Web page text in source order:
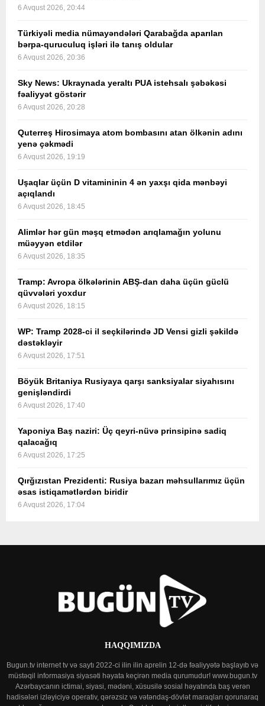
6 Avqust 2026, 20:44
Türkiyəli media nümayəndələri Qarabağda aparılan
bərpa-quruculuq işləri ilə tanış oldular
6 Avqust 2026, 20:36
Sky News: Ukraynada yeraltı PUA istehsalı şəbəkəsi
fəaliyyət göstərir
6 Avqust 2026, 20:28
Quterreş Hirosimaya atom bombasını atan ölkənin adını
yenə çəkmədi
6 Avqust 2026, 19:19
Uşaqlar üçün D vitamininin 4 ən yaxşı qida mənbəyi
açıqlandı
6 Avqust 2026, 18:45
Alimlər hər gün məşq etmədən arıqlamağın yolunu
müəyyən etdilər
6 Avqust 2026, 18:35
Tramp: Avropa ölkələrinin ABŞ-dan daha üçün güclü
qüvvələri yoxdur
6 Avqust 2026, 18:15
WP: Tramp 2028-ci il seçkilərində JD Vensi gizli şəkildə
dəstəkləyir
6 Avqust 2026, 17:51
Böyük Britaniya Rusiyaya qarşı sanksiyalar siyahısını
genişləndirdi
6 Avqust 2026, 17:40
Yaponiya Baş naziri: Üç qeyri-nüvə prinsipinə sadiq
qalacağıq
6 Avqust 2026, 17:25
Qırğızıstan Prezidenti: Rusiya bazarı məhsullarımız üçün
əsas istiqamətlərdən biridir
6 Avqust 2026, 17:04
HAQQIMIZDA
Bugun.tv internet tv və saytı 2022-ci ilin ilin aprelin 12-də fəaliyyətə başlayıb və
müstəqil informasiya siyasəti həyata keçirən media qurumudur! www.bugun.tv
Azərbaycanın ictimai, siyasi, mədəni, xüsusilə sosial həyatında baş verən
hadisələri izləyiciyə operativ, qərəzsiz və vətəndaş-dövlət maraqları qorunaraq